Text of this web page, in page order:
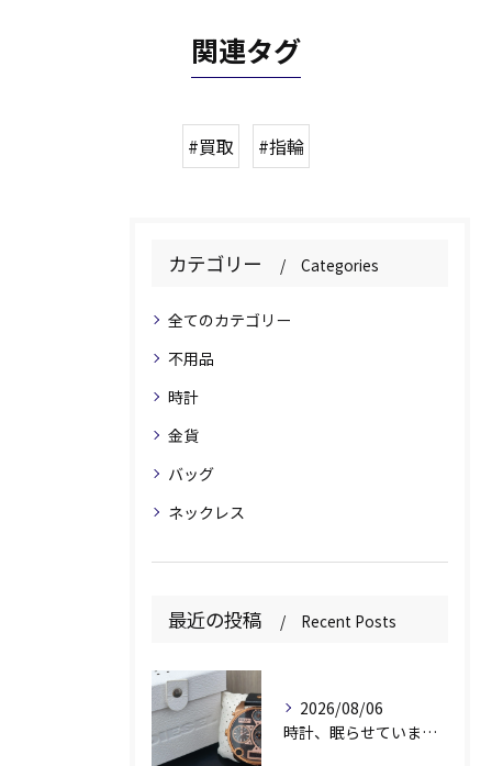
関連タグ
#買取 #指輪
カテゴリー Categories
全てのカテゴリー
不用品
時計
金貨
バッグ
ネックレス
最近の投稿 Recent Posts
2026/08/06
時計、眠らせていませんか？⌚️